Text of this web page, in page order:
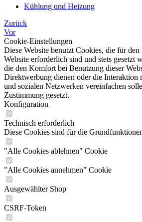
Kühlung und Heizung
Zurück
Vor
Cookie-Einstellungen
Diese Website benutzt Cookies, die für
Website erforderlich sind und stets gesetzt
die den Komfort bei Benutzung dieser
Direktwerbung dienen oder die Interaktion
und sozialen Netzwerken vereinfachen
Zustimmung gesetzt.
Konfiguration
Technisch erforderlich
Diese Cookies sind für die
"Alle Cookies ablehnen" Cookie
"Alle Cookies annehmen" Cookie
Ausgewählter Shop
CSRF-Token